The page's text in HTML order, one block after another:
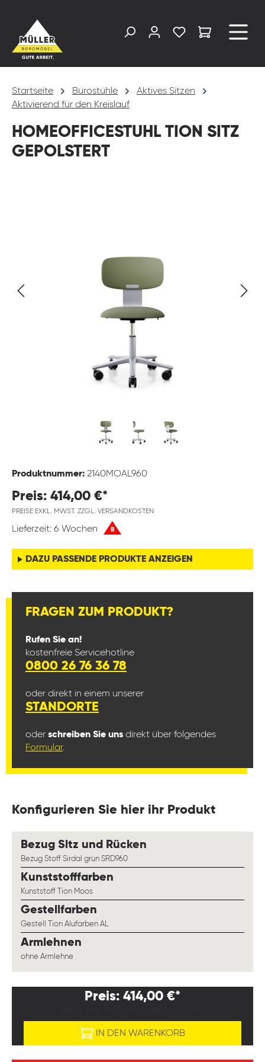
Startseite Bürostühle
Aktives Sitzen
Aktivierend für den Kreislauf
HOMEOFFICESTUHL TION SITZ
GEPOLSTERT
Produktnummer: 2140MOAL960
Preis: 414,00 €*
PREISE EXKL. MWST. ZZGL. VERSANDKOSTEN
Lieferzeit: 6 Wochen B
DAZU PASSENDE PRODUKTE ANZEIGEN
FRAGEN ZUM PRODUKT?
Rufen Sie an!
kostenfreie Servicehotline
0800 26 76 36 78
oder direkt in einem unserer
STANDORTE
oder schreiben Sie uns direkt über folgendes
Formular.
Konfigurieren Sie hier ihr Produkt
Bezug Sitz und Rücken
Bezug Stoff Sirdal grün SRD960
Kunststofffarben
Kunststoff Tion Moos
Gestellfarben
Gestell Tion Alufarben AL
Armlehnen
ohne Armlehne
Preis: 414,00 €*
IN DEN WARENKORB